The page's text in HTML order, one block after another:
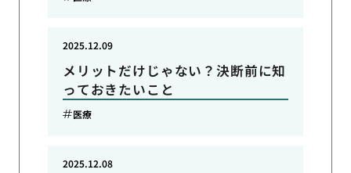
メリットだけじゃない？決断前に知
っておきたいこと
2025.12.09
医療
2025.12.08